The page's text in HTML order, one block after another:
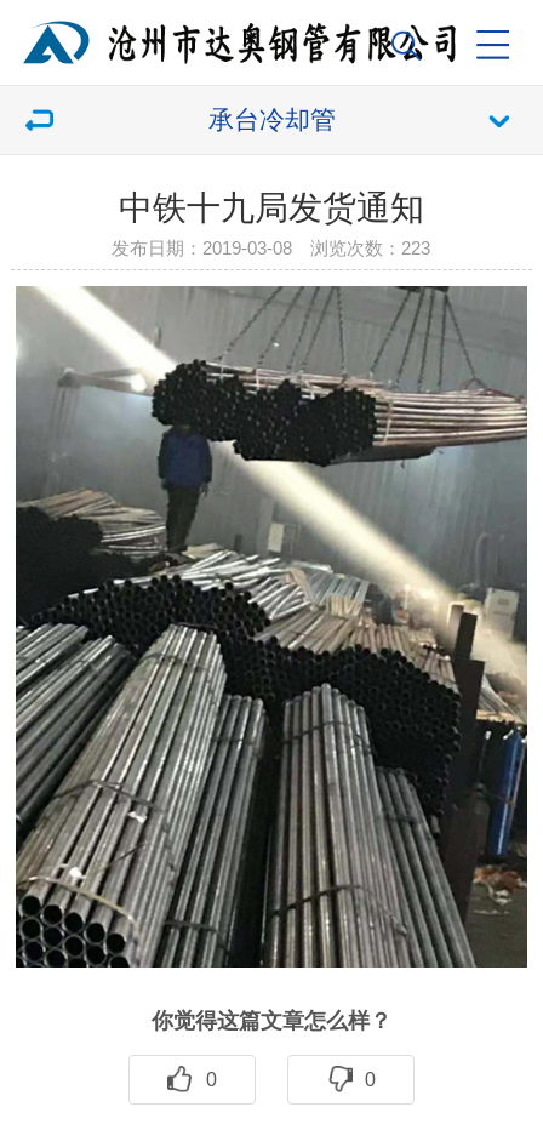
承台冷却管
中铁十九局发货通知
发布日期：2019-03-08 浏览次数： 223
你觉得这篇文章怎么样？
0 0